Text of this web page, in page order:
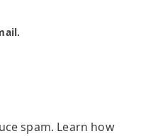
spam. Learn how